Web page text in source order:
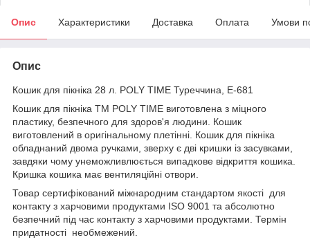
Опис Характеристики Доставка Оплата Умови
Опис
Кошик для пікніка 28 л. POLY TIME Туреччина, Е-681
Кошик для пікніка TM POLY TIME виготовлена з міцного
пластику, безпечного для здоров'я людини. Кошик
виготовлений в оригінальному плетінні. Кошик для пікніка
обладнаний двома ручками, зверху є дві кришки із засувками,
завдяки чому унеможливлюється випадкове відкриття кошика.
Кришка кошика має вентиляційні отвори.
Товар сертифікований міжнародним стандартом якості для
контакту з харчовими продуктами ISO 9001 та абсолютно
безпечний під час контакту з харчовими продуктами. Термін
придатності необмежений.